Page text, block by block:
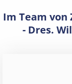
Im Team
- Dres.